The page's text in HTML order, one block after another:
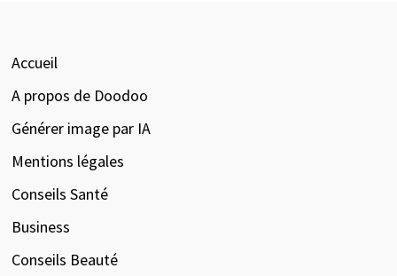
Accueil
A propos de Doodoo
Générer image par IA
Mentions légales
Conseils Santé
Business
Conseils Beauté